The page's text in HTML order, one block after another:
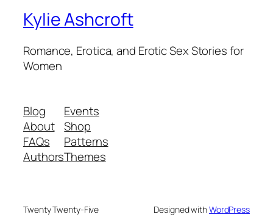
Kylie Ashcroft
Romance, Erotica, and Erotic Sex Stories for
Women
Blog
About
FAQs
Authors
Events
Shop
Patterns
Themes
Twenty Twenty-Five Designed withWordPress